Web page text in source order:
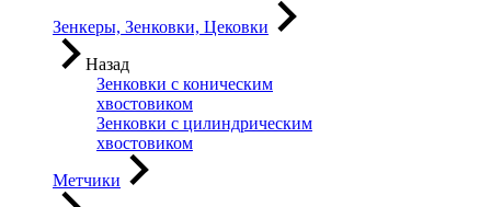
Зенкеры, Зенковки, Цековки
Назад
Зенковки с коническим
хвостовиком
Зенковки с цилиндрическим
хвостовиком
Метчики